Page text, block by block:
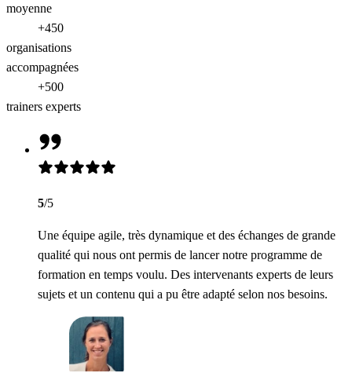
moyenne
+450
organisations
accompagnées
+500
trainers experts
5/5
Une équipe agile, très dynamique et des échanges de grande
qualité qui nous ont permis de lancer notre programme de
formation en temps voulu. Des intervenants experts de leurs
sujets et un contenu qui a pu être adapté selon nos besoins.